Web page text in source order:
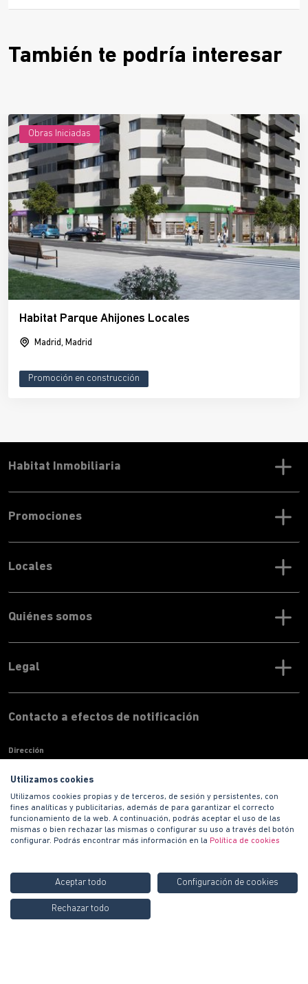
Llámanos GRATIS al
100 420
También te podría interesar
Obras Iniciadas
Habitat Parque Ahijones Locales
Madrid, Madrid
Promoción en construcción
Promociones
Locales
Contacto a efectos de notificación
Dirección
Teléfono
900 100 420
Correo electronico
informacion@habitat.es
Territoriales
Quiénes somos
Legal
Habitat Inmobiliaria
Utilizamos cookies
Utilizamos cookies propias y de terceros, de sesión y persistentes, con
fines analíticas y publicitarias, además de para garantizar el correcto
funcionamiento de la web. A continuación, podrás aceptar el uso de las
mismas o bien rechazar las mismas o configurar su uso a través del botón
configurar. Podrás encontrar más información en la Política de cookies
Aceptar todo Configuración de cookies
Rechazar todo